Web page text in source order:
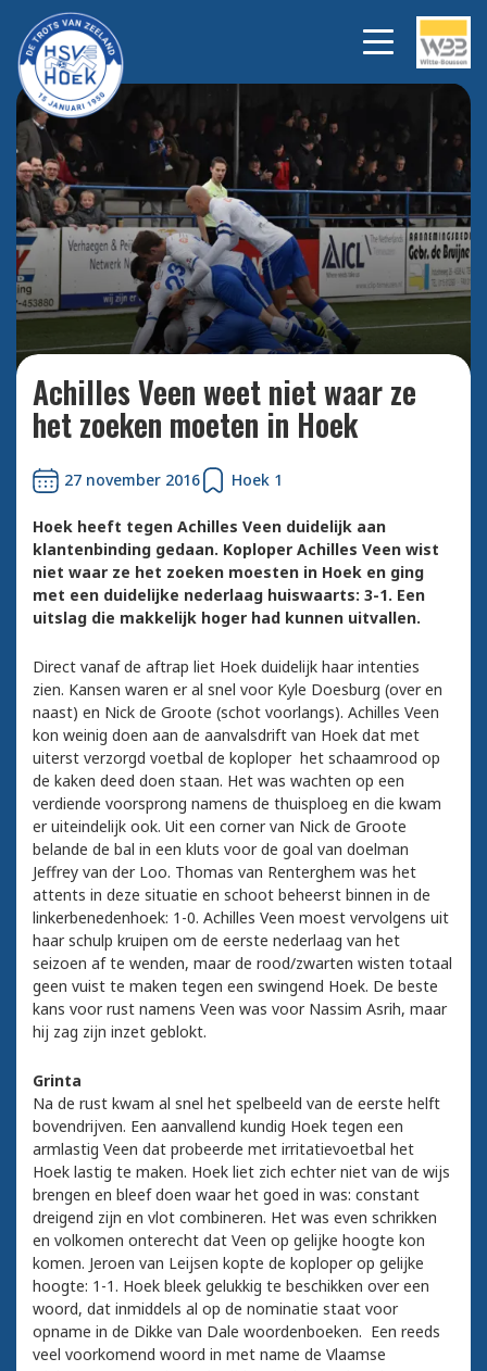
Een mooie teamprestatie,
winnen van de koploper.
Bekijk
alle
foto's
Achilles Veen weet niet waar ze
het zoeken moeten in Hoek
27 november 2016 Hoek 1
Hoek heeft tegen Achilles Veen duidelijk aan
klantenbinding gedaan. Koploper Achilles Veen wist
niet waar ze het zoeken moesten in Hoek en ging
met een duidelijke nederlaag huiswaarts: 3-1. Een
uitslag die makkelijk hoger had kunnen uitvallen.
Direct vanaf de aftrap liet Hoek duidelijk haar intenties
zien. Kansen waren er al snel voor Kyle Doesburg (over en
naast) en Nick de Groote (schot voorlangs). Achilles Veen
kon weinig doen aan de aanvalsdrift van Hoek dat met
uiterst verzorgd voetbal de koploper het schaamrood op
de kaken deed doen staan. Het was wachten op een
verdiende voorsprong namens de thuisploeg en die kwam
er uiteindelijk ook. Uit een corner van Nick de Groote
belande de bal in een kluts voor de goal van doelman
Jeffrey van der Loo. Thomas van Renterghem was het
attents in deze situatie en schoot beheerst binnen in de
linkerbenedenhoek: 1-0. Achilles Veen moest vervolgens uit
haar schulp kruipen om de eerste nederlaag van het
seizoen af te wenden, maar de rood/zwarten wisten totaal
geen vuist te maken tegen een swingend Hoek. De beste
kans voor rust namens Veen was voor Nassim Asrih, maar
hij zag zijn inzet geblokt.
Grinta
Na de rust kwam al snel het spelbeeld van de eerste helft
bovendrijven. Een aanvallend kundig Hoek tegen een
armlastig Veen dat probeerde met irritatievoetbal het
Hoek lastig te maken. Hoek liet zich echter niet van de wijs
brengen en bleef doen waar het goed in was: constant
dreigend zijn en vlot combineren. Het was even schrikken
en volkomen onterecht dat Veen op gelijke hoogte kon
komen. Jeroen van Leijsen kopte de koploper op gelijke
hoogte: 1-1. Hoek bleek gelukkig te beschikken over een
woord, dat inmiddels al op de nominatie staat voor
opname in de Dikke van Dale woordenboeken. Een reeds
veel voorkomend woord in met name de Vlaamse